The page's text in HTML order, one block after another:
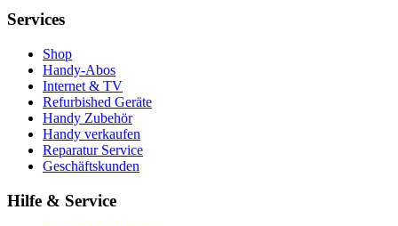
Services
Shop
Handy-Abos
Internet & TV
Refurbished Geräte
Handy Zubehör
Handy verkaufen
Reparatur Service
Geschäftskunden
Hilfe & Service